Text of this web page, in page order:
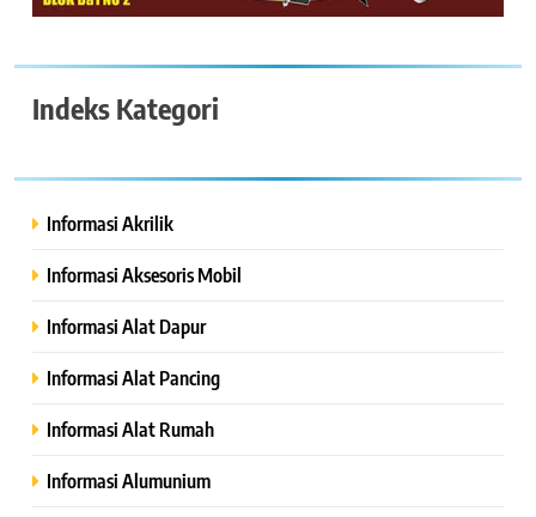
Indeks Kategori
Informasi Akrilik
Informasi Aksesoris Mobil
Informasi Alat Dapur
Informasi Alat Pancing
Informasi Alat Rumah
Informasi Alumunium